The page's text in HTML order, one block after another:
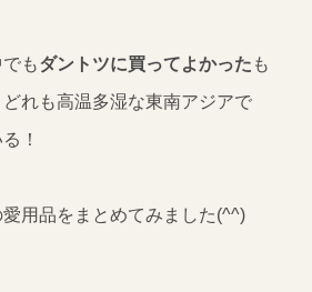
もダントツに買ってよかった も
れも高温多湿な東南アジアで
！
用品をまとめてみました(^^)